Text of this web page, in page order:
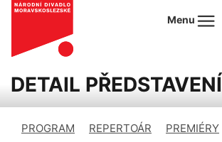
Menu
DETAIL PŘEDSTAVENÍ
PROGRAM REPERTOÁR
PREMIÉRY